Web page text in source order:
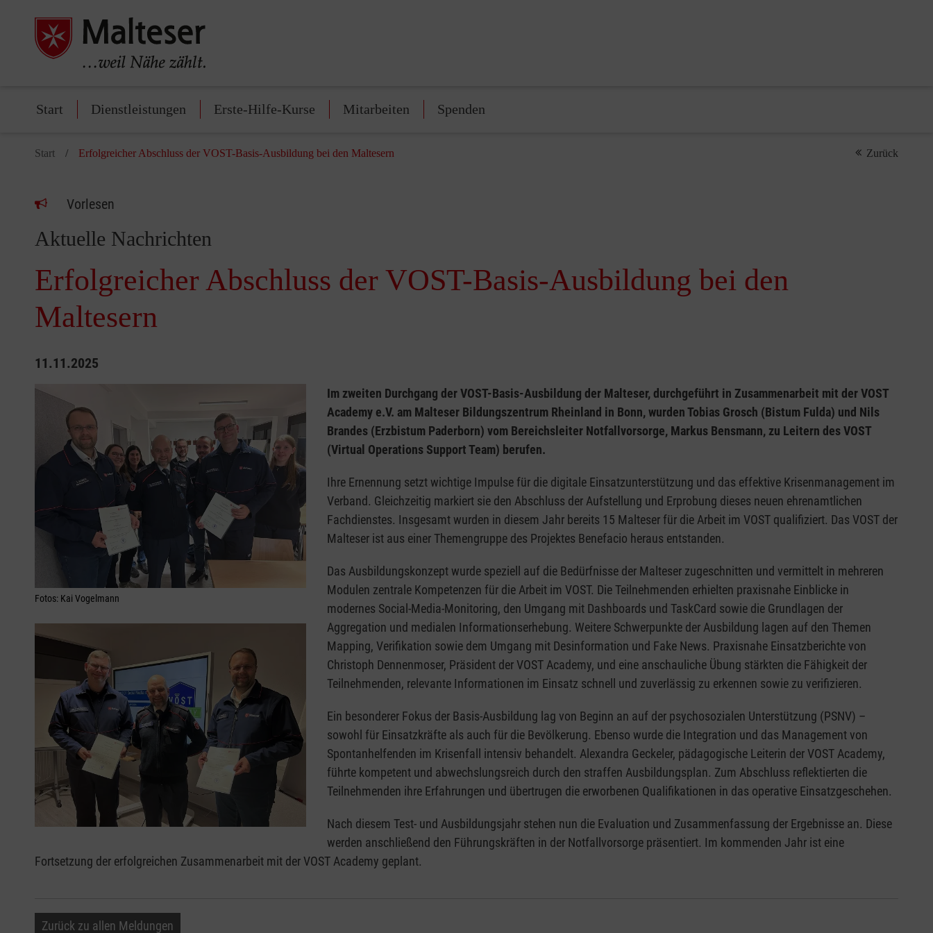
Start Dienstleistungen Erste-Hilfe-Kurse Mitarbeiten Spenden
Start Erfolgreicher Abschluss der VOST-Basis-Ausbildung bei den Maltesern Zurück
Vorlesen
Aktuelle Nachrichten
Erfolgreicher Abschluss der VOST-Basis-Ausbildung bei den
Maltesern
11.11.2025
Fotos: Kai Vogelmann
Im zweiten Durchgang der VOST-Basis-Ausbildung der Malteser, durchgeführt in Zusammenarbeit mit der VOST
Academy e.V. am Malteser Bildungszentrum Rheinland in Bonn, wurden Tobias Grosch (Bistum Fulda) und Nils
Brandes (Erzbistum Paderborn) vom Bereichsleiter Notfallvorsorge, Markus Bensmann, zu Leitern des VOST
(Virtual Operations Support Team) berufen.
Ihre Ernennung setzt wichtige Impulse für die digitale Einsatzunterstützung und das effektive Krisenmanagement im
Verband. Gleichzeitig markiert sie den Abschluss der Aufstellung und Erprobung dieses neuen ehrenamtlichen
Fachdienstes. Insgesamt wurden in diesem Jahr bereits 15 Malteser für die Arbeit im VOST qualifiziert. Das VOST der
Malteser ist aus einer Themengruppe des Projektes Benefacio heraus entstanden.
Das Ausbildungskonzept wurde speziell auf die Bedürfnisse der Malteser zugeschnitten und vermittelt in mehreren
Modulen zentrale Kompetenzen für die Arbeit im VOST. Die Teilnehmenden erhielten praxisnahe Einblicke in
modernes Social-Media-Monitoring, den Umgang mit Dashboards und TaskCard sowie die Grundlagen der
Aggregation und medialen Informationserhebung. Weitere Schwerpunkte der Ausbildung lagen auf den Themen
Mapping, Verifikation sowie dem Umgang mit Desinformation und Fake News. Praxisnahe Einsatzberichte von
Christoph Dennenmoser, Präsident der VOST Academy, und eine anschauliche Übung stärkten die Fähigkeit der
Teilnehmenden, relevante Informationen im Einsatz schnell und zuverlässig zu erkennen sowie zu verifizieren.
Ein besonderer Fokus der Basis-Ausbildung lag von Beginn an auf der psychosozialen Unterstützung (PSNV) –
sowohl für Einsatzkräfte als auch für die Bevölkerung. Ebenso wurde die Integration und das Management von
Spontanhelfenden im Krisenfall intensiv behandelt. Alexandra Geckeler, pädagogische Leiterin der VOST Academy,
führte kompetent und abwechslungsreich durch den straffen Ausbildungsplan. Zum Abschluss reflektierten die
Teilnehmenden ihre Erfahrungen und übertrugen die erworbenen Qualifikationen in das operative Einsatzgeschehen.
Nach diesem Test- und Ausbildungsjahr stehen nun die Evaluation und Zusammenfassung der Ergebnisse an. Diese
werden anschließend den Führungskräften in der Notfallvorsorge präsentiert. Im kommenden Jahr ist eine
Fortsetzung der erfolgreichen Zusammenarbeit mit der VOST Academy geplant.
Zurück zu allen Meldungen